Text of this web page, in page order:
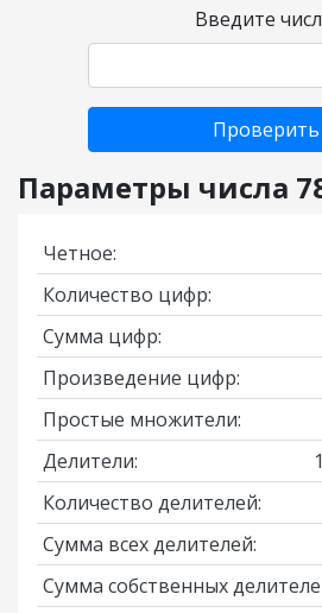
Введите
Проверить
Параметры числа
Четное:
Количество цифр:
Сумма цифр:
Произведение цифр:
Простые множители:
Делители:
Количество делителей:
Сумма всех делителей:
Сумма собственных